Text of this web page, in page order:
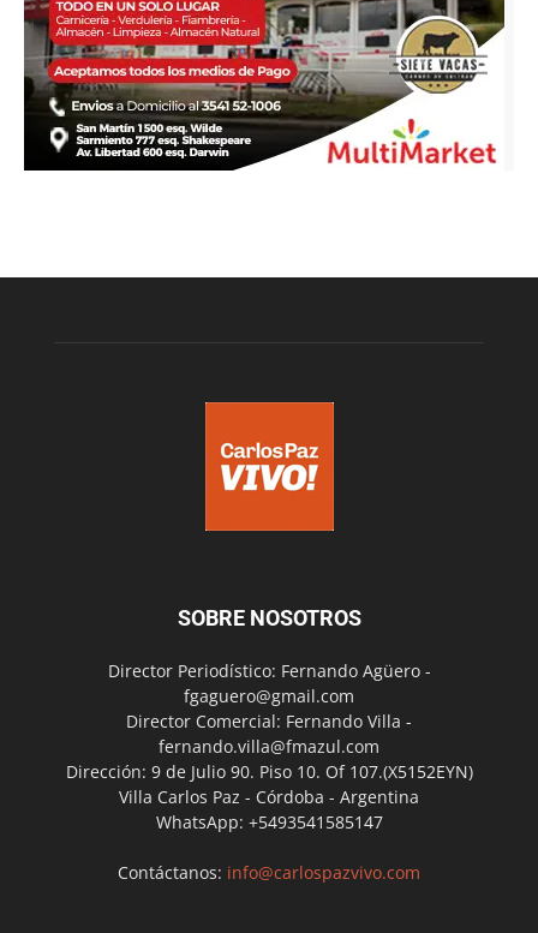
SOBRE NOSOTROS
Director Periodístico: Fernando Agüero -
fgaguero@gmail.com
Director Comercial: Fernando Villa -
fernando.villa@fmazul.com
Dirección: 9 de Julio 90. Piso 10. Of 107.(X5152EYN)
Villa Carlos Paz - Córdoba - Argentina
WhatsApp: +5493541585147
Contáctanos: info@carlospazvivo.com